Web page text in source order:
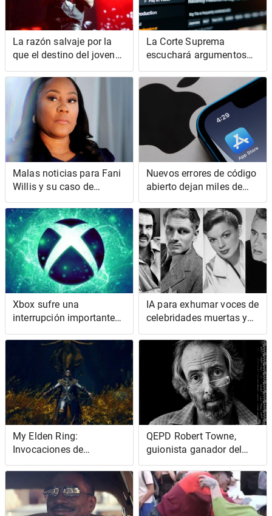
La razón salvaje por la
que el destino del joven
matón en el juicio de YSL
Rico tomará más tiempo
de lo esperado
La Corte Suprema
escuchará argumentos
sobre si la ley de Texas
puede determinar sus
hábitos pornográficos
Malas noticias para Fani
Willis y su caso de
interferencia electoral de
Trump
Nuevos errores de código
abierto dejan miles de
aplicaciones de iOS
vulnerables al secuestro
Xbox sufre una
interrupción importante
[Actualización: está
funcionando
nuevamente]
IA para exhumar voces de
celebridades muertas y
leer archivos PDF o lo
que sea
My Elden Ring:
Invocaciones de
jugadores de Shadow Of
The Erdtree, clasificadas
QEPD Robert Towne,
guionista ganador del
Oscar por Chinatown